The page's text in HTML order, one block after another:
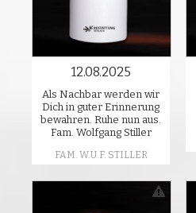
12.08.2025
Als Nachbar werden wir
Dich in guter Erinnerung
bewahren. Ruhe nun aus.
Fam. Wolfgang Stiller
FAM. W.U.F. STILLER